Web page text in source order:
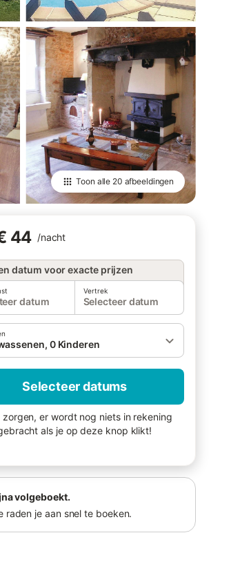
Toon alle 20 afbeeldingen
44 /nacht
datum voor exacte prijzen
datum
Vertrek
Selecteer datum
0 Kinderen
Selecteer datums
zorgen, er wordt nog niets in rekening
als je op deze knop klikt!
volgeboekt.
raden je aan snel te boeken.